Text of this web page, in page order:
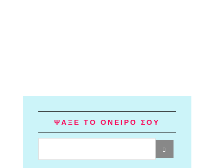
ΨΑΞΕ ΤΟ ΟΝΕΙΡΟ ΣΟΥ